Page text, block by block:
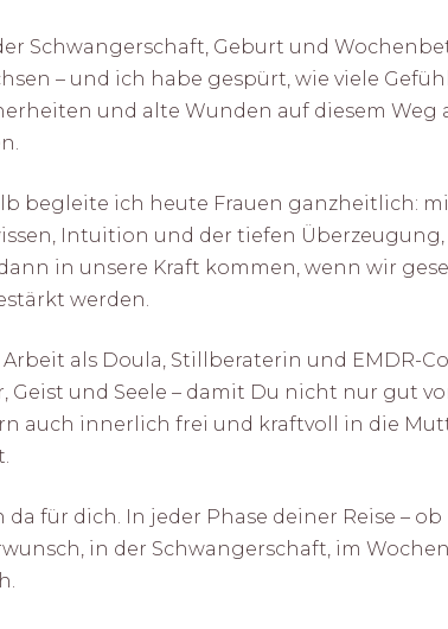
Schwangerschaft, Geburt und
– und ich habe gespürt, wie viele
und alte Wunden auf diesem Weg
begleite ich heute Frauen ganzheitlich:
Intuition und der tiefen Überzeugung,
in unsere Kraft kommen, wenn wir
werden.
Arbeit als Doula, Stillberaterin und EMDR-
Geist und Seele – damit Du nicht nur gut
auch innerlich frei und kraftvoll in die
da für dich. In jeder Phase deiner Reise –
in der Schwangerschaft, im